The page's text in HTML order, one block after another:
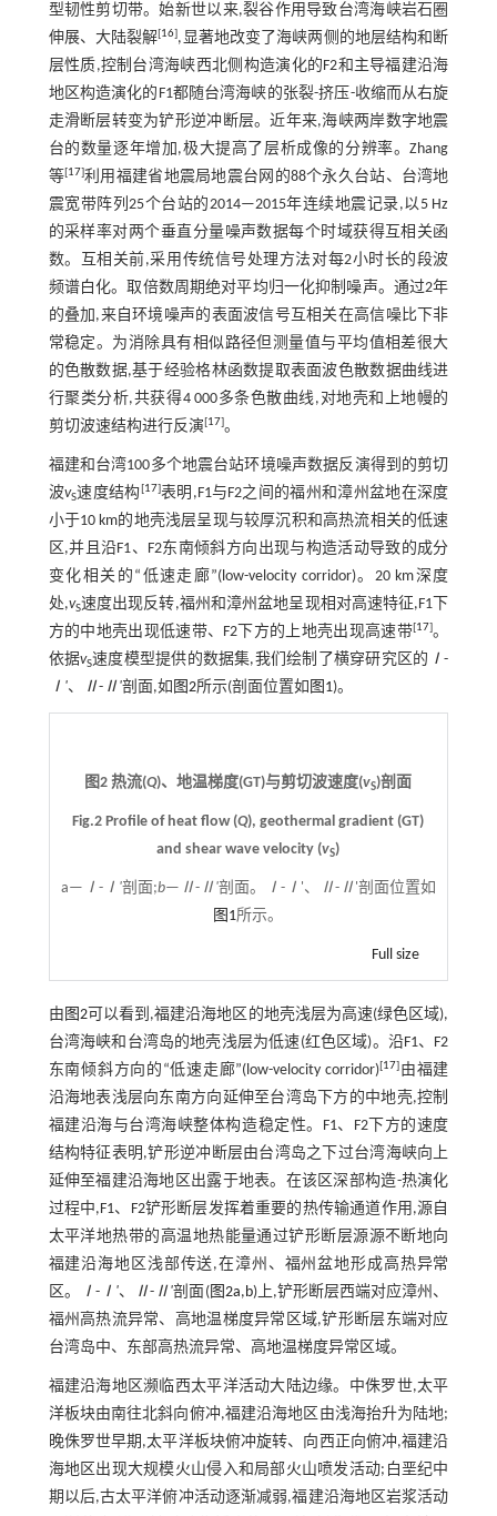
型韧性剪切带。始新世以来,裂谷作用导致台湾海峡岩石圈
伸展、大陆裂解[16],显著地改变了海峡两侧的地层结构和断
层性质,控制台湾海峡西北侧构造演化的F2和主导福建沿海
地区构造演化的F1都随台湾海峡的张裂-挤压-收缩而从右旋
走滑断层转变为铲形逆冲断层。近年来,海峡两岸数字地震
台的数量逐年增加,极大提高了层析成像的分辨率。Zhang
等[17]利用福建省地震局地震台网的88个永久台站、台湾地
震宽带阵列25个台站的2014—2015年连续地震记录,以5 Hz
的采样率对两个垂直分量噪声数据每个时域获得互相关函
数。互相关前,采用传统信号处理方法对每2小时长的段波
频谱白化。取倍数周期绝对平均归一化抑制噪声。通过2年
的叠加,来自环境噪声的表面波信号互相关在高信噪比下非
常稳定。为消除具有相似路径但测量值与平均值相差很大
的色散数据,基于经验格林函数提取表面波色散数据曲线进
行聚类分析,共获得4 000多条色散曲线,对地壳和上地幔的
剪切波速结构进行反演[17]。
福建和台湾100多个地震台站环境噪声数据反演得到的剪切
波vS速度结构[17]表明,F1与F2之间的福州和漳州盆地在深度
小于10 km的地壳浅层呈现与较厚沉积和高热流相关的低速
区,并且沿F1、F2东南倾斜方向出现与构造活动导致的成分
变化相关的“低速走廊”(low-velocity corridor)。20 km深度
处,vS速度出现反转,福州和漳州盆地呈现相对高速特征,F1下
方的中地壳出现低速带、F2下方的上地壳出现高速带[17]。
依据vS速度模型提供的数据集,我们绘制了横穿研究区的 Ⅰ-
Ⅰ'、 Ⅱ-Ⅱ'剖面,如 图2所示(剖面位置如 图1)。
图2 热流(Q)、地温梯度(GT)与剪切波速度(vS)剖面
Fig.2 Profile of heat flow (Q), geothermal gradient (GT)
and shear wave velocity (vS)
a— Ⅰ -Ⅰ'剖面;b— Ⅱ-Ⅱ'剖面。 Ⅰ -Ⅰ '、 Ⅱ-Ⅱ '剖面位置如
图1所示。
Full size
由 图2可以看到,福建沿海地区的地壳浅层为高速(绿色区域),
台湾海峡和台湾岛的地壳浅层为低速(红色区域)。沿F1、F2
东南倾斜方向的“低速走廊”(low-velocity corridor)[17] 由福建
沿海地表浅层向东南方向延伸至台湾岛下方的中地壳,控制
福建沿海与台湾海峡整体构造稳定性。F1、F2下方的速度
结构特征表明,铲形逆冲断层由台湾岛之下过台湾海峡向上
延伸至福建沿海地区出露于地表。在该区深部构造-热演化
过程中,F1、F2铲形断层发挥着重要的热传输通道作用,源自
太平洋地热带的高温地热能量通过铲形断层源源不断地向
福建沿海地区浅部传送,在漳州、福州盆地形成高热异常
区。
Ⅰ -Ⅰ'、 Ⅱ- Ⅱ'剖面(图2a,b)上,铲形断层西端对应漳州、
福州高热流异常、高地温梯度异常区域,铲形断层东端对应
台湾岛中、东部高热流异常、高地温梯度异常区域。
福建沿海地区濒临西太平洋活动大陆边缘。中侏罗世,太平
洋板块由南往北斜向俯冲,福建沿海地区由浅海抬升为陆地;
晚侏罗世早期,太平洋板块俯冲旋转、向西正向俯冲,福建沿
海地区出现大规模火山侵入和局部火山喷发活动;白垩纪中
期以后,古太平洋俯冲活动逐渐减弱,福建沿海地区岩浆活动